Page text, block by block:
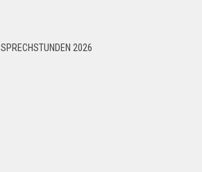
SPRECHSTUNDEN 2026